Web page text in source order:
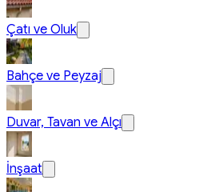
Çatı ve Oluk
Bahçe ve Peyzaj
Duvar, Tavan ve Alçı
İnşaat